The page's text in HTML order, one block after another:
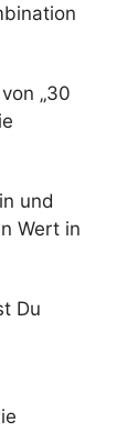
„30
und
Wert in
Du